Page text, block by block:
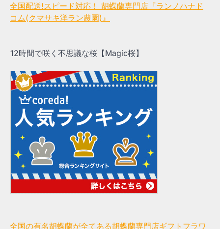
全国配送!スピード対応！ 胡蝶蘭専門店『ランノハナド
コム(クマサキ洋ラン農園)』
12時間で咲く不思議な桜【Magic桜】
全国の有名胡蝶蘭が全てある胡蝶蘭専門店ギフトフラワ